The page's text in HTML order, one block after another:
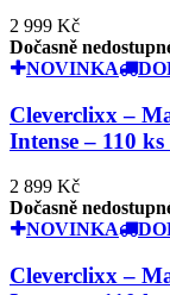
2 999 Kč
Dočasně
NOVINKA
Cleverclixx –
Intense – 110
2 899 Kč
Dočasně
NOVINKA
Cleverclixx –